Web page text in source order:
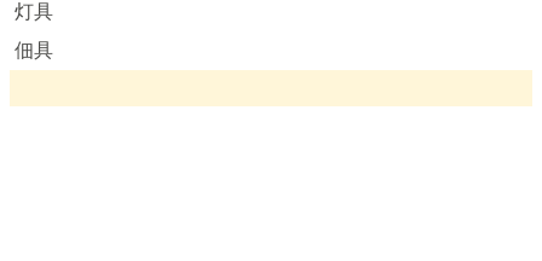
灯具
佃具